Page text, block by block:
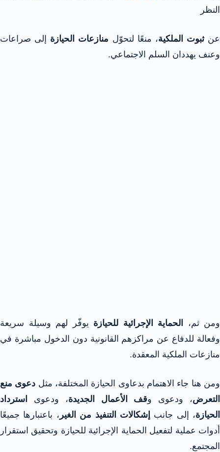
النظر
عنثبوت الملكية، منعًا لتحوّل منازعات الحيازة إلى صراعات
وعنف يهددان السلم الاجتماعي.​​
ومن ثم، الحماية الإجرائية للحيازة يوفّر لهم وسيلة سريعة
وفعالة للدفاع عن مراكزهم القانونية دون الدخول مباشرة في
منازعات الملكية المعقدة.​​
ومن هنا جاء الاهتمام بدعاوى الحيازة المختلفة، مثل دعوى منع
التعرض، ودعوى وقف الأعمال الجديدة، ودعوى
استرداد
الحيازة، إلى جانب إشكالات التنفيذ من الغير ، باعتبارها جميعًا
أدوات عملية لتفعيل الحماية الإجرائية للحيازة وتحقيق استقرار
المجتمع.​​